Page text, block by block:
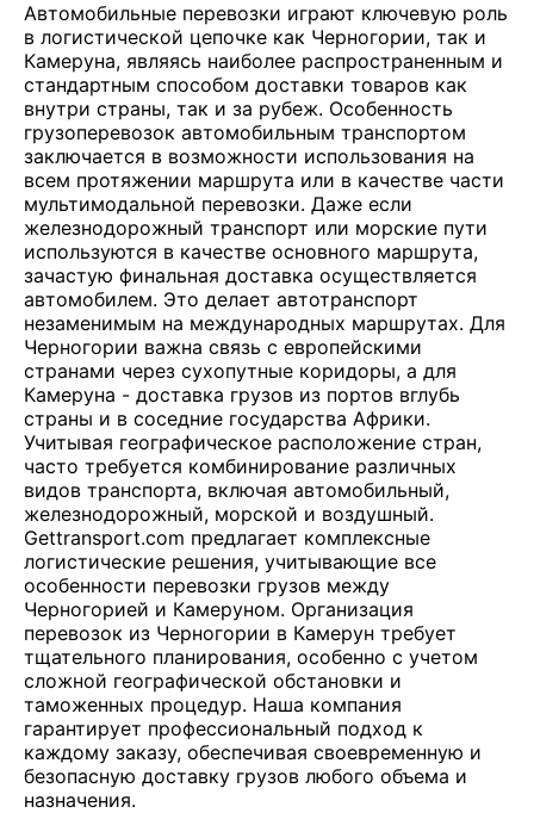
Автомобильные перевозки играют ключевую роль
в логистической цепочке как Черногории, так и
Камеруна, являясь наиболее распространенным и
стандартным способом доставки товаров как
внутри страны, так и за рубеж. Особенность
грузоперевозок автомобильным транспортом
заключается в возможности использования на
всем протяжении маршрута или в качестве части
мультимодальной перевозки. Даже если
железнодорожный транспорт или морские пути
используются в качестве основного маршрута,
зачастую финальная доставка осуществляется
автомобилем. Это делает автотранспорт
незаменимым на международных маршрутах. Для
Черногории важна связь с европейскими
странами через сухопутные коридоры, а для
Камеруна - доставка грузов из портов вглубь
страны и в соседние государства Африки.
Учитывая географическое расположение стран,
часто требуется комбинирование различных
видов транспорта, включая автомобильный,
железнодорожный, морской и воздушный.
Gettransport.com предлагает комплексные
логистические решения, учитывающие все
особенности перевозки грузов между
Черногорией и Камеруном. Организация
перевозок из Черногории в Камерун требует
тщательного планирования, особенно с учетом
сложной географической обстановки и
таможенных процедур. Наша компания
гарантирует профессиональный подход к
каждому заказу, обеспечивая своевременную и
безопасную доставку грузов любого объема и
назначения.